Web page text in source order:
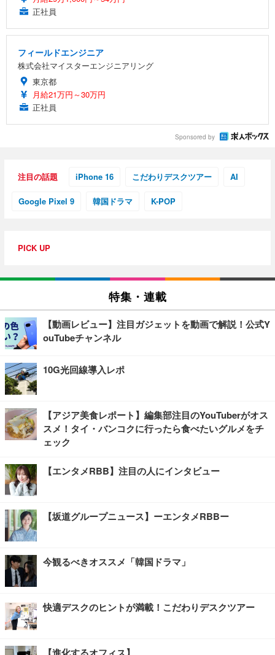
正社員
フィールドエンジニア
株式会社マイスターエンジニアリング
東京都
月給21万円～30万円
正社員
Sponsored by
注目の話題 iPhone 16 こだわりデスクツアー AI
Google Pixel 9 韓国ドラマ K-POP
PICK UP
特集・連載
【動画レビュー】注目ガジェットを動画で解説！公式Y
ouTubeチャンネル
10G光回線導入レポ
【アジア美食レポート】編集部注目のYouTuberがオス
スメ！タイ・バンコクに行ったら食べたいグルメをチ
ェック
【エンタメRBB】注目の人にインタビュー
【坂道グループニュース】ーエンタメRBBー
今観るべきオススメ「韓国ドラマ」
快適デスクのヒントが満載！こだわりデスクツアー